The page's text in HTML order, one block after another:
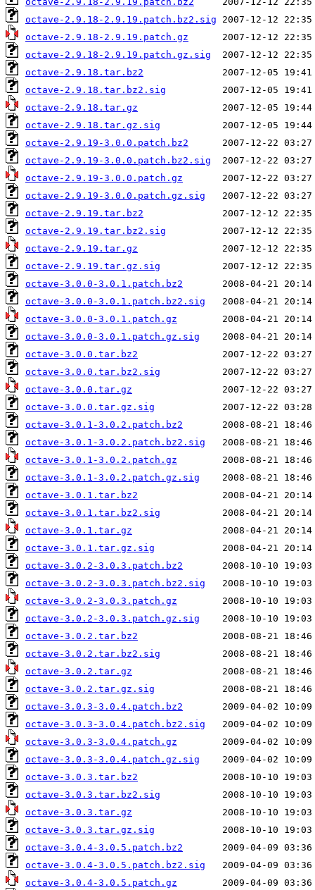
octave-2.9.18-2.9.19.patch.bz2.sig
octave-2.9.18-2.9.19.patch.gz
octave-2.9.18-2.9.19.patch.gz.sig
octave-2.9.18.tar.bz2
octave-2.9.18.tar.bz2.sig
octave-2.9.18.tar.gz
octave-2.9.18.tar.gz.sig
octave-2.9.19-3.0.0.patch.bz2
octave-2.9.19-3.0.0.patch.bz2.sig
octave-2.9.19-3.0.0.patch.gz
octave-2.9.19-3.0.0.patch.gz.sig
octave-2.9.19.tar.bz2
octave-2.9.19.tar.bz2.sig
octave-2.9.19.tar.gz
octave-2.9.19.tar.gz.sig
octave-3.0.0-3.0.1.patch.bz2
octave-3.0.0-3.0.1.patch.bz2.sig
octave-3.0.0-3.0.1.patch.gz
octave-3.0.0-3.0.1.patch.gz.sig
octave-3.0.0.tar.bz2
octave-3.0.0.tar.bz2.sig
octave-3.0.0.tar.gz
octave-3.0.0.tar.gz.sig
octave-3.0.1-3.0.2.patch.bz2
octave-3.0.1-3.0.2.patch.bz2.sig
octave-3.0.1-3.0.2.patch.gz
octave-3.0.1-3.0.2.patch.gz.sig
octave-3.0.1.tar.bz2
octave-3.0.1.tar.bz2.sig
octave-3.0.1.tar.gz
octave-3.0.1.tar.gz.sig
octave-3.0.2-3.0.3.patch.bz2
octave-3.0.2-3.0.3.patch.bz2.sig
octave-3.0.2-3.0.3.patch.gz
octave-3.0.2-3.0.3.patch.gz.sig
octave-3.0.2.tar.bz2
octave-3.0.2.tar.bz2.sig
octave-3.0.2.tar.gz
octave-3.0.2.tar.gz.sig
octave-3.0.3-3.0.4.patch.bz2
octave-3.0.3-3.0.4.patch.bz2.sig
octave-3.0.3-3.0.4.patch.gz
octave-3.0.3-3.0.4.patch.gz.sig
octave-3.0.3.tar.bz2
octave-3.0.3.tar.bz2.sig
octave-3.0.3.tar.gz
octave-3.0.3.tar.gz.sig
octave-3.0.4-3.0.5.patch.bz2
octave-3.0.4-3.0.5.patch.bz2.sig
octave-3.0.4-3.0.5.patch.gz